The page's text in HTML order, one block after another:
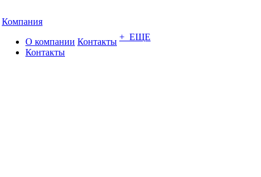
Компания
О компании
Контакты
Контакты + ЕЩЕ